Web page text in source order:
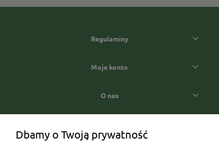
Regulaminy
Moje konto
O nas
Dbamy o Twoją prywatność